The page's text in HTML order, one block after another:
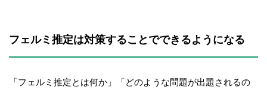
フェルミ推定は対策することでできるようになる
「フェルミ推定とは何か」「どのような問題が出題されるの